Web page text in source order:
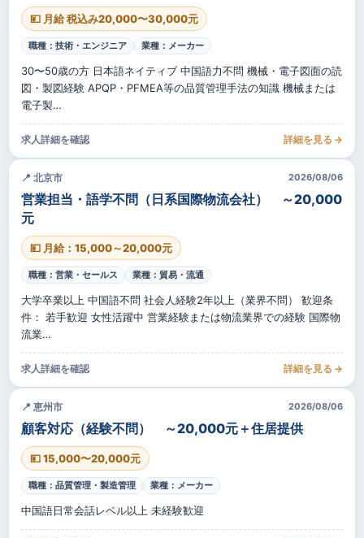
💴 月給 税込み20,000〜30,000元
職種：技術・エンジニア 業種：メーカー
30〜50歳の方 日本語ネイティブ 中国語力不問 機械・電子図面の読
図・製図経験 APQP・PFMEA等の品質管理手法の知識 機械または
電子製…
求人詳細を確認 詳細を見る →
📍 北京市 2026/08/06
営業担当・語学不問（日系国際物流会社） ～20,000
元
💴 月給：15,000～20,000元
職種：営業・セールス 業種：貿易・流通
大学卒業以上 中国語不問 社会人経験2年以上（業界不問） 歓迎条
件： 若手歓迎 女性活躍中 営業経験または物流業界での経験 国際物
流業…
求人詳細を確認 詳細を見る →
📍 恵州市 2026/08/06
顧客対応（経験不問） ～20,000元＋住居提供
💴 15,000〜20,000元
職種：品質管理・製造管理 業種：メーカー
中国語日常会話レベル以上 未経験歓迎